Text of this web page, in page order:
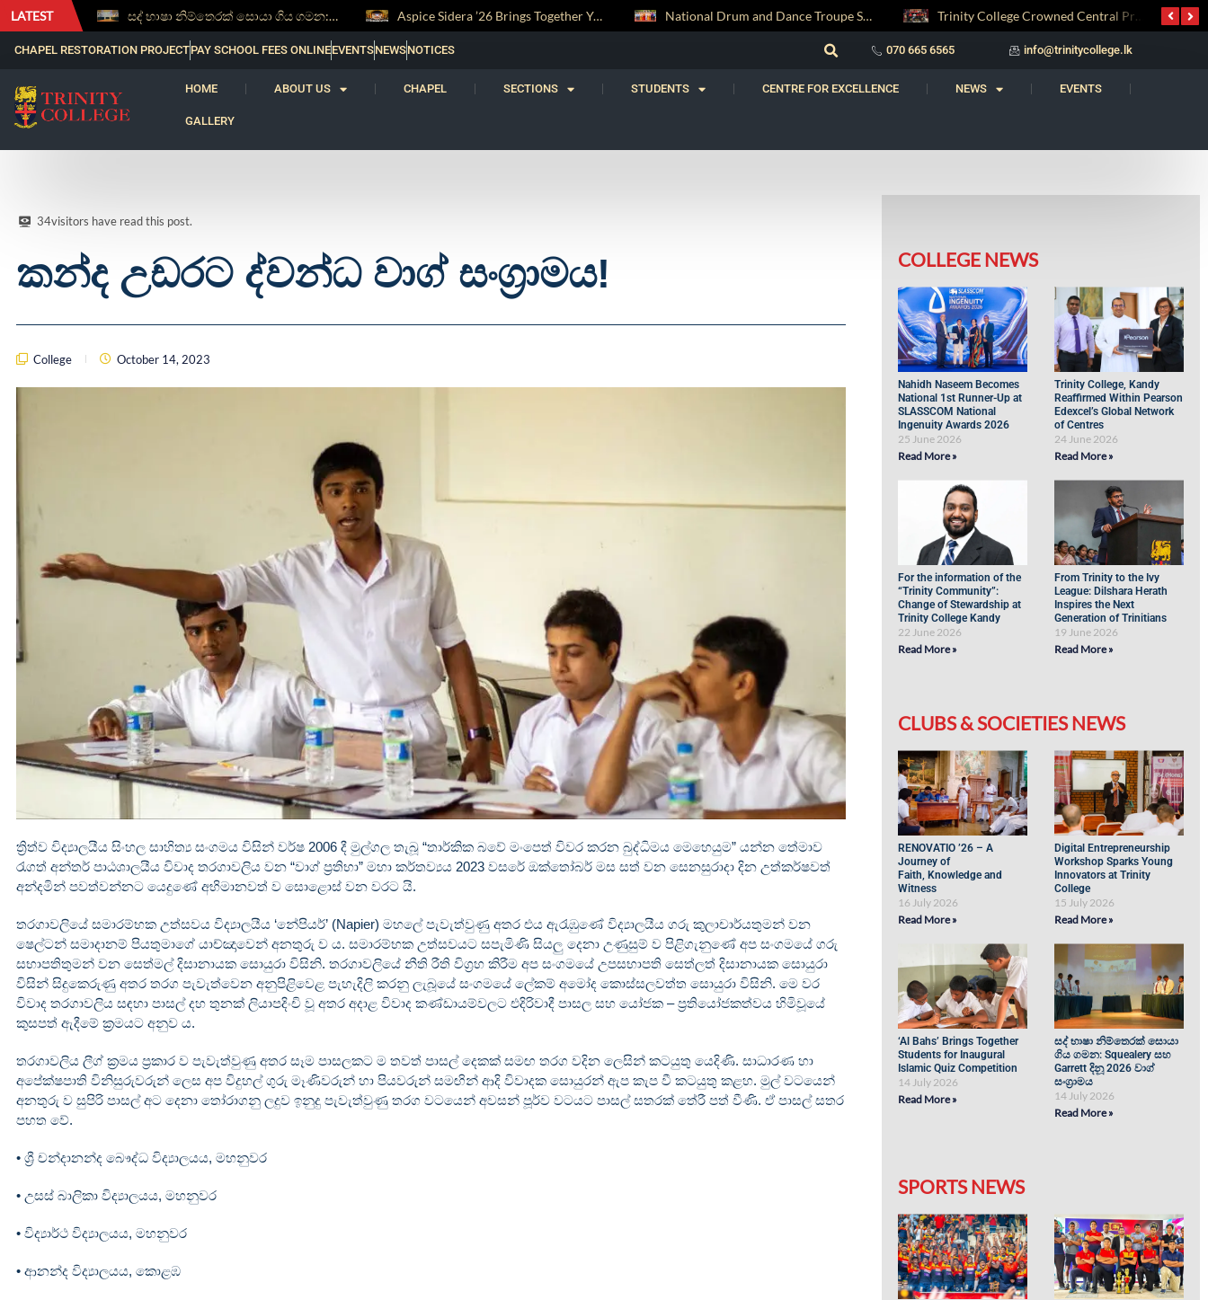
LATEST සද් භාෂා නිම්තෙරක් සොයා ගිය ගමන: Squealery සහ Garrett දිනූ 2026 වාග් සංග්‍රාමය Aspice Sidera ’26 Brings Together Young Astronomers from Across Sri Lanka National Drum and Dance Troupe Secures Two All-Island Championship Titles Trinity College Crowned Central Province Weightlifting Champions
CHAPEL RESTORATION PROJECTPAY SCHOOL FEES ONLINEEVENTSNEWSNOTICES 070 665 6565 info@trinitycollege.lk
HOME ABOUT US CHAPEL SECTIONS STUDENTS CENTRE FOR EXCELLENCE NEWS EVENTS
GALLERY
34visitors have read this post.
කන්ද උඩරට ද්වන්ධ වාග් සංග්‍රාමය!
College October 14, 2023
ත්‍රිත්ව විද්‍යාලයීය සිංහල සාහිත්‍ය සංගමය විසින් වර්ෂ 2006 දී මුල්ගල තැබූ “තාර්කික බවේ මංපෙත් විවර කරන බුද්ධිමය මෙහෙයුම” යන්න තේමාව
රැගත් අන්තර් පාඨශාලයීය විවාද තරගාවලිය වන “වාග් ප්‍රතිභා” මහා කර්තව්‍යය 2023 වසරේ ඔක්තෝබර් මස සත් වන සෙනසුරාදා දින උත්කර්ෂවත්
අන්දමින් පවත්වන්නට යෙදුණේ අභිමානවත් ව සොළොස් වන වරට යි.
තරගාවලියේ සමාරම්භක උත්සවය විද්‍යාලයීය ‘නේපියර්’ (Napier) මහලේ පැවැත්වුණු අතර එය ඇරැඹුණේ විද්‍යාලයීය ගරු කුලාචාර්යතුමන් වන
ෂෙල්ටන් සමාදානම් පියතුමාගේ යාච්ඤාවෙන් අනතුරු ව ය. සමාරම්භක උත්සවයට සපැමිණි සියලු දෙනා උණුසුම් ව පිළිගැනුණේ අප සංගමයේ ගරු
සභාපතිතුමන් වන සෙත්මල් දිසානායක සොයුරා විසිනි. තරගාවලියේ නීති රීති විග්‍රහ කිරීම අප සංගමයේ උපසභාපති සෙත්ලත් දිසානායක සොයුරා
විසින් සිදුකෙරුණු අතර තරග පැවැත්වෙන අනුපිළිවෙළ පැහැදිලි කරනු ලැබූයේ සංගමයේ ලේකම් අමෝද කොස්සලවත්ත සොයුරා විසිනි. මෙ වර
විවාද තරගාවලිය සඳහා පාසල් දහ තුනක් ලියාපදිංචි වූ අතර අදාළ විවාද කණ්ඩායම්වලට එදිරිවාදී පාසල සහ යෝජක – ප්‍රතියෝජකත්වය හිමිවූයේ
කුසපත් ඇදීමේ ක්‍රමයට අනුව ය.
තරගාවලිය ලීග් ක්‍රමය ප්‍රකාර ව පැවැත්වුණු අතර සෑම පාසලකට ම තවත් පාසල් දෙකක් සමඟ තරග වදින ලෙසින් කටයුතු යෙදිණි. සාධාරණ හා
අපේක්ෂපාති විනිසුරුවරුන් ලෙස අප විදුහල් ගුරු මෑණිවරුන් හා පියවරුන් සමඟින් ආදි විවාදක සොයුරන් ඇප කැප වී කටයුතු කළහ. මුල් වටයෙන්
අනතුරු ව සුපිරි පාසල් අට දෙනා තෝරාගනු ලදුව ඉනුදු පැවැත්වුණු තරග වටයෙන් අවසන් පූර්ව වටයට පාසල් සතරක් තේරී පත් වීණි. ඒ පාසල් සතර
පහත වේ.
• ශ්‍රී චන්දානන්ද බෞද්ධ විද්‍යාලයය, මහනුවර
• උසස් බාලිකා විද්‍යාලයය, මහනුවර
• විද්‍යාර්ථ විද්‍යාලයය, මහනුවර
• ආනන්ද විද්‍යාලයය, කොළඹ
COLLEGE NEWS
Nahidh Naseem Becomes
National 1st Runner-Up at
SLASSCOM National
Ingenuity Awards 2026
25 June 2026
Read More »
Trinity College, Kandy
Reaffirmed Within Pearson
Edexcel’s Global Network
of Centres
24 June 2026
Read More »
For the information of the
“Trinity Community”:
Change of Stewardship at
Trinity College Kandy
22 June 2026
Read More »
From Trinity to the Ivy
League: Dilshara Herath
Inspires the Next
Generation of Trinitians
19 June 2026
Read More »
CLUBS & SOCIETIES NEWS
RENOVATIO ’26 – A
Journey of
Faith, Knowledge and
Witness
16 July 2026
Read More »
Digital Entrepreneurship
Workshop Sparks Young
Innovators at Trinity
College
15 July 2026
Read More »
‘Al Bahs’ Brings Together
Students for Inaugural
Islamic Quiz Competition
14 July 2026
Read More »
සද් භාෂා නිම්තෙරක් සොයා
ගිය ගමන: Squealery සහ
Garrett දිනූ 2026 වාග්
සංග්‍රාමය
14 July 2026
Read More »
SPORTS NEWS